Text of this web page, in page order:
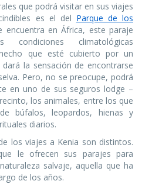
que podrá visitar en sus viajes
es el del Parque de los
encuentra en África, este paraje
climatológicas
que esté cubierto por un
la sensación de encontrarse
Pero, no se preocupe, podrá
en uno de sus seguros lodge –
los animales, entre los que
búfalos, leopardos, hienas y
diarios.
los viajes a Kenia son distintos.
le ofrecen sus parajes para
salvaje, aquella que ha
de los años.